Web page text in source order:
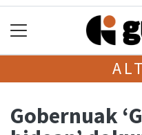
Gobernuak